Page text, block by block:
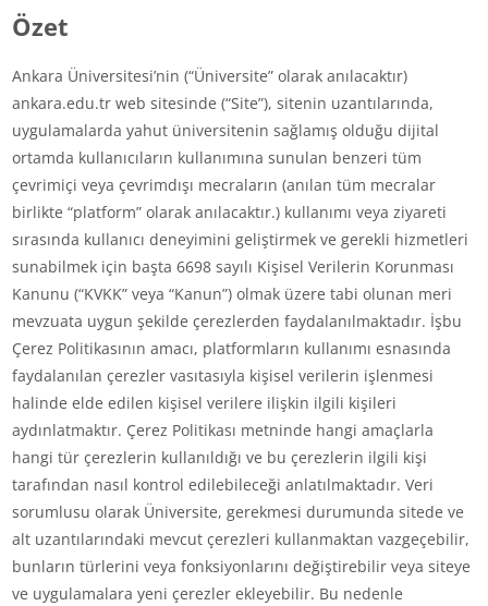
Özet
Ankara Üniversitesi’nin (“Üniversite” olarak anılacaktır)
ankara.edu.tr web sitesinde (“Site”), sitenin uzantılarında,
uygulamalarda yahut üniversitenin sağlamış olduğu dijital
ortamda kullanıcıların kullanımına sunulan benzeri tüm
çevrimiçi veya çevrimdışı mecraların (anılan tüm mecralar
birlikte “platform” olarak anılacaktır.) kullanımı veya ziyareti
sırasında kullanıcı deneyimini geliştirmek ve gerekli hizmetleri
sunabilmek için başta 6698 sayılı Kişisel Verilerin Korunması
Kanunu (“KVKK” veya “Kanun”) olmak üzere tabi olunan meri
mevzuata uygun şekilde çerezlerden faydalanılmaktadır. İşbu
Çerez Politikasının amacı, platformların kullanımı esnasında
faydalanılan çerezler vasıtasıyla kişisel verilerin işlenmesi
halinde elde edilen kişisel verilere ilişkin ilgili kişileri
aydınlatmaktır. Çerez Politikası metninde hangi amaçlarla
hangi tür çerezlerin kullanıldığı ve bu çerezlerin ilgili kişi
tarafından nasıl kontrol edilebileceği anlatılmaktadır. Veri
sorumlusu olarak Üniversite, gerekmesi durumunda sitede ve
alt uzantılarındaki mevcut çerezleri kullanmaktan vazgeçebilir,
bunların türlerini veya fonksiyonlarını değiştirebilir veya siteye
ve uygulamalara yeni çerezler ekleyebilir. Bu nedenle